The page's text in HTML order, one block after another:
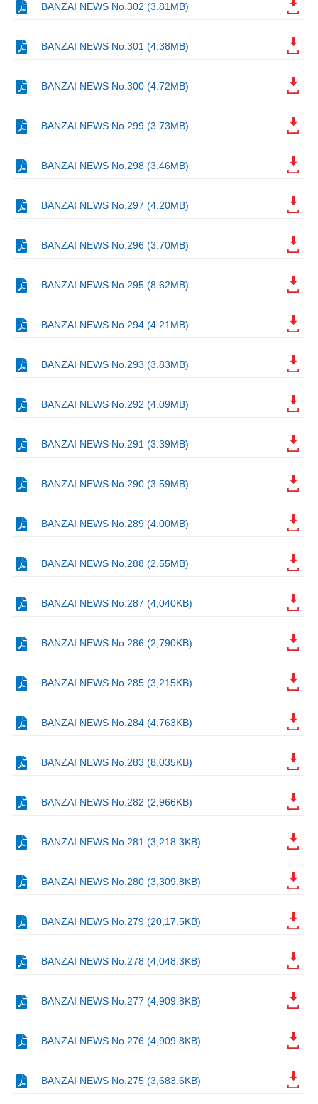
BANZAI NEWS No.302 (3.81MB)
BANZAI NEWS No.301 (4.38MB)
BANZAI NEWS No.300 (4.72MB)
BANZAI NEWS No.299 (3.73MB)
BANZAI NEWS No.298 (3.46MB)
BANZAI NEWS No.297 (4.20MB)
BANZAI NEWS No.296 (3.70MB)
BANZAI NEWS No.295 (8.62MB)
BANZAI NEWS No.294 (4.21MB)
BANZAI NEWS No.293 (3.83MB)
BANZAI NEWS No.292 (4.09MB)
BANZAI NEWS No.291 (3.39MB)
BANZAI NEWS No.290 (3.59MB)
BANZAI NEWS No.289 (4.00MB)
BANZAI NEWS No.288 (2.55MB)
BANZAI NEWS No.287 (4,040KB)
BANZAI NEWS No.286 (2,790KB)
BANZAI NEWS No.285 (3,215KB)
BANZAI NEWS No.284 (4,763KB)
BANZAI NEWS No.283 (8,035KB)
BANZAI NEWS No.282 (2,966KB)
BANZAI NEWS No.281 (3,218.3KB)
BANZAI NEWS No.280 (3,309.8KB)
BANZAI NEWS No.279 (20,17.5KB)
BANZAI NEWS No.278 (4,048.3KB)
BANZAI NEWS No.277 (4,909.8KB)
BANZAI NEWS No.276 (4,909.8KB)
BANZAI NEWS No.275 (3,683.6KB)